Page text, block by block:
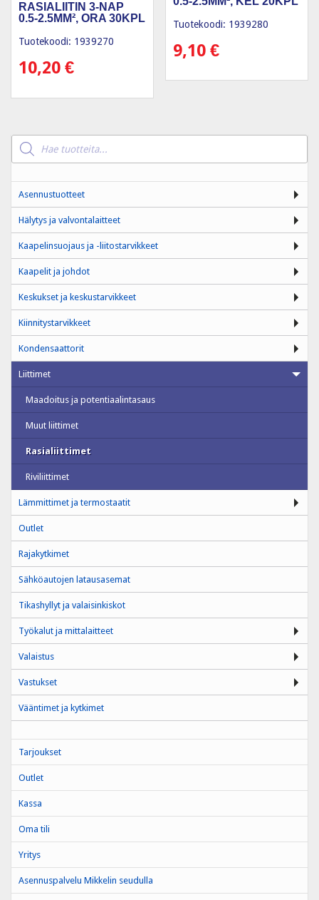
RASIALIITIN 3-NAP
0.5-2.5MM², ORA 30KPL
Tuotekoodi: 1939270
10,20 €
Tuotekoodi: 1939280
9,10€
Products
search
Asennustuotteet
Hälytys ja valvontalaitteet
Kaapelinsuojaus ja -liitostarvikkeet
Kaapelit ja johdot
Keskukset ja keskustarvikkeet
Kiinnitystarvikkeet
Kondensaattorit
Liittimet
Maadoitus ja potentiaalintasaus
Muut liittimet
Rasialiittimet
Riviliittimet
Lämmittimet ja termostaatit
Outlet
Rajakytkimet
Sähköautojen latausasemat
Tikashyllyt ja valaisinkiskot
Työkalut ja mittalaitteet
Valaistus
Vastukset
Vääntimet ja kytkimet
Tarjoukset
Outlet
Kassa
Oma tili
Yritys
Asennuspalvelu Mikkelin seudulla